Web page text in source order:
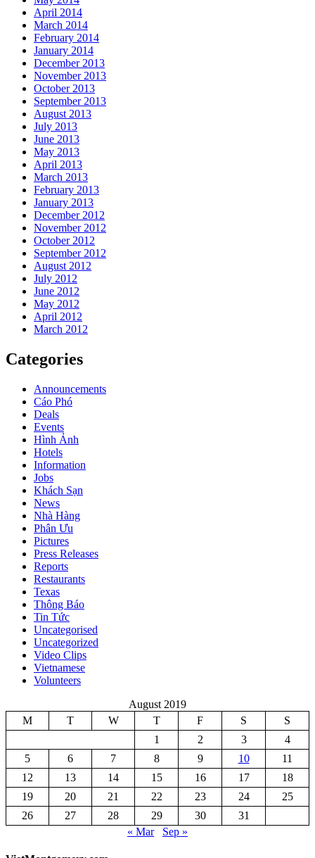
April 2014
March 2014
February 2014
January 2014
December 2013
November 2013
October 2013
September 2013
August 2013
July 2013
June 2013
May 2013
April 2013
March 2013
February 2013
January 2013
December 2012
November 2012
October 2012
September 2012
August 2012
July 2012
June 2012
May 2012
April 2012
March 2012
Categories
Announcements
Cáo Phó
Deals
Events
Hình Ảnh
Hotels
Information
Jobs
Khách Sạn
News
Nhà Hàng
Phân Ưu
Pictures
Press Releases
Reports
Restaurants
Texas
Thông Báo
Tin Tức
Uncategorised
Uncategorized
Video Clips
Vietnamese
Volunteers
August 2019
M
T W T F S
S
1
2 3
4
5
6 7 8 9 10
11
12
13 14 15 16 17
18
19
20 21 22 23 24
25
26
27 28 29 30
31
« Mar
Sep »